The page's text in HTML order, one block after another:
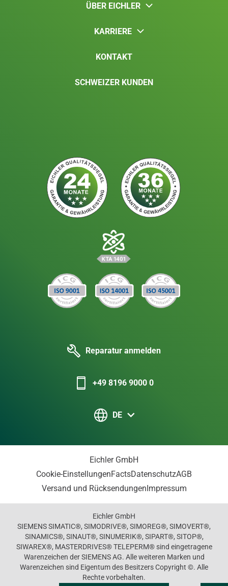
ÜBER EICHLER
KARRIERE
KONTAKT
SCHWEIZER KUNDEN
Reparatur anmelden
+49 8196 9000 0
DE
Eichler GmbH
Cookie-EinstellungenFactsDatenschutzAGB
Versand und RücksendungenImpressum
Eichler GmbH
SIEMENS SIMATIC®, SIMODRIVE®, SIMOREG®, SIMOVERT®,
SINAMICS®, SINAUT®, SINUMERIK®, SIPART®, SITOP®,
SIWAREX®, MASTERDRIVES® TELEPERM® sind eingetragene
Warenzeichen der SIEMENS AG. Alle weiteren Marken und
Warenzeichen sind Eigentum des Besitzers Copyright ©. Alle
Rechte vorbehalten.